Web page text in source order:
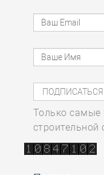
Только самые
строительной